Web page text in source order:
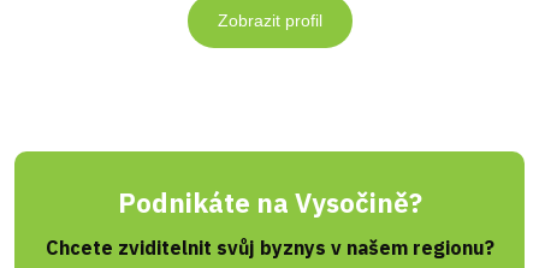
Zobrazit profil
Podnikáte na Vysočině?
Chcete zviditelnit svůj byznys v našem regionu?